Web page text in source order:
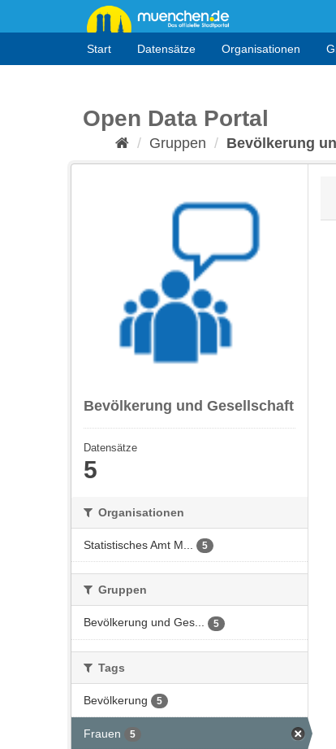
Start Datensätze Organisationen
Open Data Portal
Gruppen Bevölkerung
Bevölkerung und Gesellschaft
Datensätze
5
Organisationen
Statistisches Amt M... 5
Gruppen
Bevölkerung und Ges... 5
Tags
Bevölkerung 5
Frauen 5